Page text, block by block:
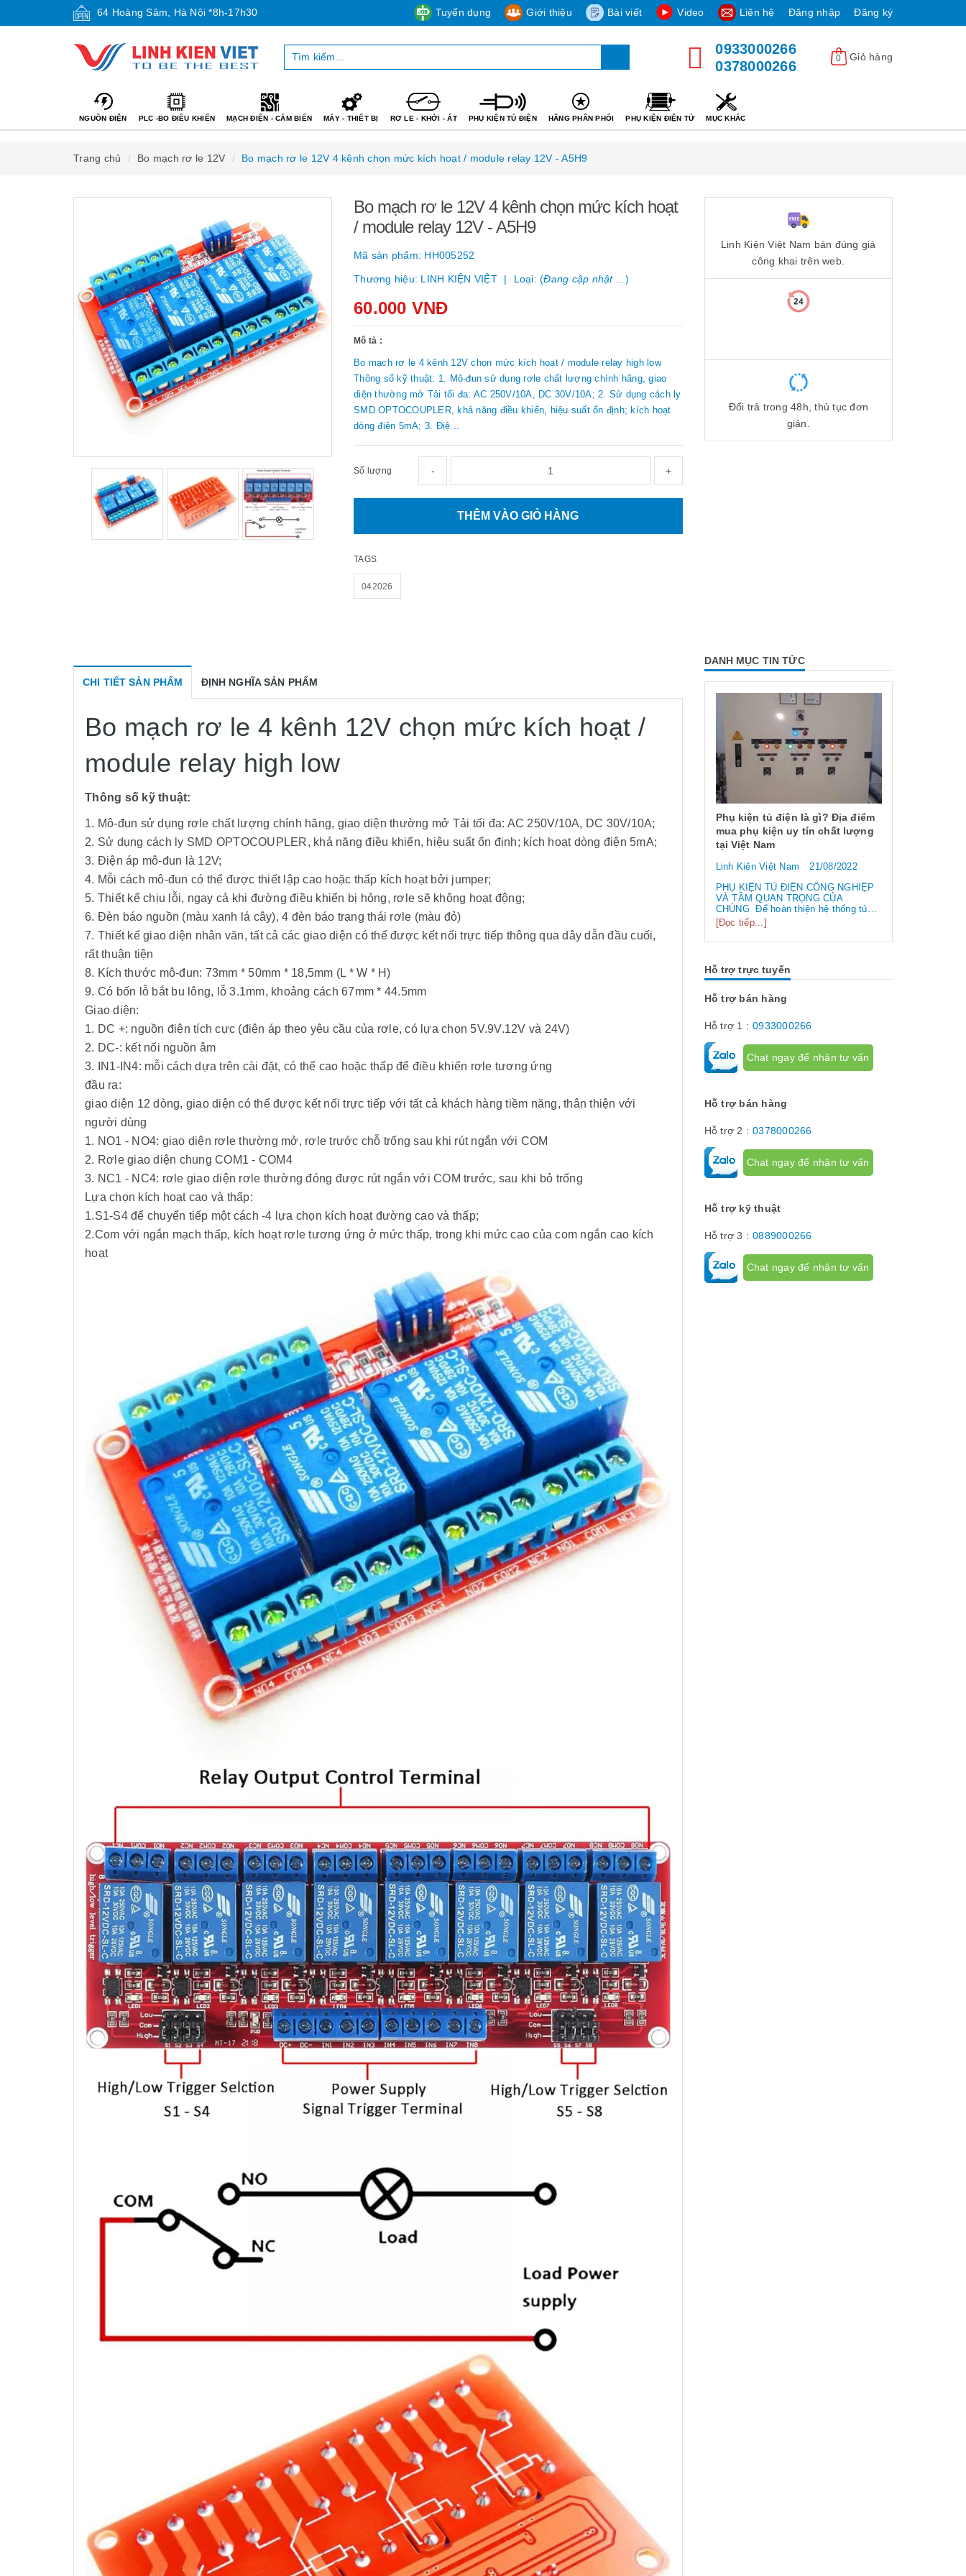
64 Hoàng Sâm, Hà Nội *8h-17h30 Tuyển dụng Giới thiệu Bài viết Video Liên hệ Đăng nhập Đăng ký
0933000266
0378000266
0 Giỏ hàng
NGUỒN ĐIỆN PLC -BO ĐIỀU KHIỂN MẠCH ĐIỆN - CẢM BIẾN MÁY - THIẾT BỊ RƠ LE - KHỞI - ÁT PHỤ KIỆN TỦ ĐIỆN HÃNG PHÂN PHỐI PHỤ KIỆN ĐIỆN TỬ MỤC KHÁC
Trang chủ Bo mạch rơ le 12V Bo mạch rơ le 12V 4 kênh chọn mức kích hoạt / module relay 12V - A5H9
Bo mạch rơ le 12V 4 kênh chọn mức kích hoạt
/ module relay 12V - A5H9
Mã sản phẩm: HH005252
Thương hiệu: LINH KIỆN VIỆT Loại: (Đang cập nhật ... )
60.000 VNĐ
Mô tả :
Bo mạch rơ le 4 kênh 12V chọn mức kích hoạt / module relay high low
Thông số kỹ thuật: 1. Mô-đun sử dụng rơle chất lượng chính hãng, giao
diện thường mở Tải tối đa: AC 250V/10A, DC 30V/10A; 2. Sử dụng cách ly
SMD OPTOCOUPLER, khả năng điều khiển, hiệu suất ổn định; kích hoạt
dòng điện 5mA; 3. Điệ...
Số lượng - +
THÊM VÀO GIỎ HÀNG
TAGS
042026
Linh Kiện Việt Nam bán đúng giá
công khai trên web.
Đổi trả trong 48h, thủ tục đơn
giản.
CHI TIẾT SẢN PHẨM ĐỊNH NGHĨA SẢN PHẨM
Bo mạch rơ le 4 kênh 12V chọn mức kích hoạt /
module relay high low
Thông số kỹ thuật:
1. Mô-đun sử dụng rơle chất lượng chính hãng, giao diện thường mở Tải tối đa: AC 250V/10A, DC 30V/10A;
2. Sử dụng cách ly SMD OPTOCOUPLER, khả năng điều khiển, hiệu suất ổn định; kích hoạt dòng điện 5mA;
3. Điện áp mô-đun là 12V;
4. Mỗi cách mô-đun có thể được thiết lập cao hoặc thấp kích hoạt bởi jumper;
5. Thiết kế chịu lỗi, ngay cả khi đường điều khiển bị hỏng, rơle sẽ không hoạt động;
6. Đèn báo nguồn (màu xanh lá cây), 4 đèn báo trạng thái rơle (màu đỏ)
7. Thiết kế giao diện nhân văn, tất cả các giao diện có thể được kết nối trực tiếp thông qua dây dẫn đầu cuối,
rất thuận tiện
8. Kích thước mô-đun: 73mm * 50mm * 18,5mm (L * W * H)
9. Có bốn lỗ bắt bu lông, lỗ 3.1mm, khoảng cách 67mm * 44.5mm
Giao diện:
1. DC +: nguồn điện tích cực (điện áp theo yêu cầu của rơle, có lựa chọn 5V.9V.12V và 24V)
2. DC-: kết nối nguồn âm
3. IN1-IN4: mỗi cách dựa trên cài đặt, có thể cao hoặc thấp để điều khiển rơle tương ứng
đầu ra:
giao diện 12 dòng, giao diện có thể được kết nối trực tiếp với tất cả khách hàng tiềm năng, thân thiện với
người dùng
1. NO1 - NO4: giao diện rơle thường mở, rơle trước chỗ trống sau khi rút ngắn với COM
2. Rơle giao diện chung COM1 - COM4
3. NC1 - NC4: rơle giao diện rơle thường đóng được rút ngắn với COM trước, sau khi bỏ trống
Lựa chọn kích hoạt cao và thấp:
1.S1-S4 để chuyển tiếp một cách -4 lựa chọn kích hoạt đường cao và thấp;
2.Com với ngắn mạch thấp, kích hoạt rơle tương ứng ở mức thấp, trong khi mức cao của com ngắn cao kích
hoạt
DANH MỤC TIN TỨC
nhiễu
Linh Kiện Việt Nam
13/06/2023
EMI / RFI không trực tiếp làm hỏng
các hệ thống điện mà gián...
Phụ kiện tủ điện là gì? Địa điểm
mua phụ kiện uy tín chất lượng
tại Việt Nam
Linh Kiện Việt Nam
21/08/2022
PHỤ KIỆN TỦ ĐIỆN CÔNG NGHIỆP
VÀ TẦM QUAN TRỌNG CỦA
CHÚNG Để hoàn thiện hệ thống tủ
điện công nghiệp thì ngoài vỏ tủ điện,
bạn cần phải sử dụng đến rất nhiều
linh kiện tủ điện công nghiệp khác
công nghiệp bao gồm những gì?
Chúng có tác dụng như thế nào hãy...
[Đọc tiếp...]
Hỗ trợ trực tuyến
Hỗ trợ bán hàng
Hỗ trợ 1 : 0933000266
Chat ngay để nhận tư vấn
Hỗ trợ bán hàng
Hỗ trợ 2 : 0378000266
Chat ngay để nhận tư vấn
Hỗ trợ kỹ thuật
Hỗ trợ 3 : 0889000266
Chat ngay để nhận tư vấn